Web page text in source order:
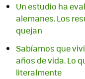
Un estudio ha
alemanes. Los
quejan
Sabíamos que
años de vida. Lo
literalmente